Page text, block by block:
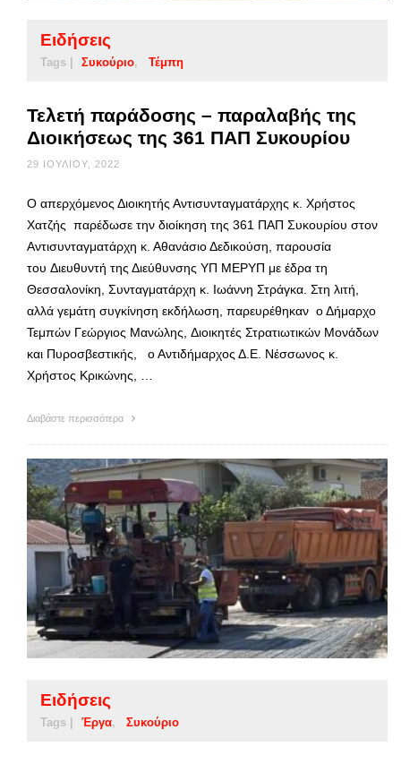
Ειδήσεις
Tags | Συκούριο Τέμπη
Τελετή παράδοσης – παραλαβής της
Διοικήσεως της 361 ΠΑΠ Συκουρίου
29 ΙΟΥΛΊΟΥ, 2022
Ο απερχόμενος Διοικητής Αντισυνταγματάρχης κ. Χρήστος
Χατζής παρέδωσε την διοίκηση της 361 ΠΑΠ Συκουρίου στον
Αντισυνταγματάρχη κ. Αθανάσιο Δεδικούση, παρουσία
του Διευθυντή της Διεύθυνσης ΥΠ ΜΕΡΥΠ με έδρα τη
Θεσσαλονίκη, Συνταγματάρχη κ. Ιωάννη Στράγκα. Στη λιτή,
αλλά γεμάτη συγκίνηση εκδήλωση, παρευρέθηκαν ο Δήμαρχο
Τεμπών Γεώργιος Μανώλης, Διοικητές Στρατιωτικών Μονάδων
και Πυροσβεστικής, ο Αντιδήμαρχος Δ.Ε. Νέσσωνος κ.
Χρήστος Κρικώνης, …
Διαβάστε περισσότερα
Ειδήσεις
Tags | Έργα Συκούριο